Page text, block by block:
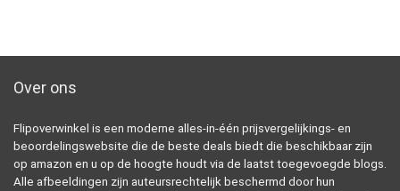
Over ons
Flipoverwinkel is een moderne alles-in-één prijsvergelijkings- en
beoordelingswebsite die de beste deals biedt die beschikbaar zijn
op amazon en u op de hoogte houdt via de laatst toegevoegde blogs.
Alle afbeeldingen zijn auteursrechtelijk beschermd door hun